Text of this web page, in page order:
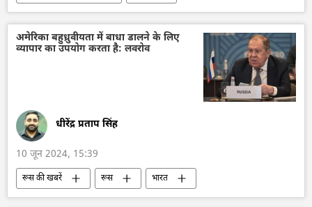
भारत का विकास
भारत सरकार
2024 चुनाव
चुनाव
नरेन्द्र मोदी
भाजपा
राष्ट्रीय जनतांत्रिक गठबंधन (एनडीए)
अमेरिका बहुध्रुवीयता में बाधा डालने के लिए
व्यापार का उपयोग करता है: लवरोव
धीरेंद्र प्रताप सिंह
10 जून 2024, 15:39
रूस की खबरें रूस
भारत
भारत सरकार
ब्रिक्स
ब्रिक्स का विस्तारण